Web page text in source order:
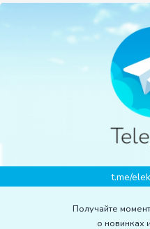
t.me/
Получайте
о новинках